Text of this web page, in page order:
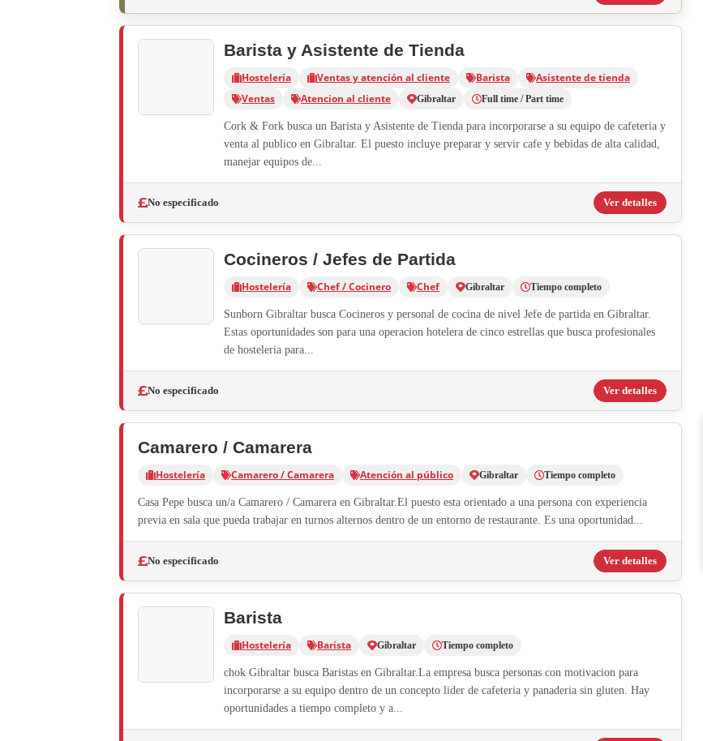
Barista y Asistente de Tienda
Hostelería Ventas y atención al cliente Barista
Asistente de tienda
Ventas
Atencion al cliente Gibraltar Full time / Part time
Cork & Fork busca un Barista y Asistente de Tienda para incorporarse a su equipo de cafeteria y
venta al publico en Gibraltar. El puesto incluye preparar y servir cafe y bebidas de alta calidad,
manejar equipos de...
No especificado Ver detalles
Cocineros / Jefes de Partida
Hostelería Chef / Cocinero Chef Gibraltar Tiempo completo
Sunborn Gibraltar busca Cocineros y personal de cocina de nivel Jefe de partida en Gibraltar.
Estas oportunidades son para una operacion hotelera de cinco estrellas que busca profesionales
de hosteleria para...
No especificado Ver detalles
Camarero / Camarera
Hostelería Camarero / Camarera Atención al público Gibraltar Tiempo completo
Casa Pepe busca un/a Camarero / Camarera en Gibraltar.El puesto esta orientado a una persona con experiencia
previa en sala que pueda trabajar en turnos alternos dentro de un entorno de restaurante. Es una oportunidad...
No especificado Ver detalles
Barista
Hostelería Barista Gibraltar Tiempo completo
chok Gibraltar busca Baristas en Gibraltar.La empresa busca personas con motivacion para
incorporarse a su equipo dentro de un concepto lider de cafeteria y panaderia sin gluten. Hay
oportunidades a tiempo completo y a...